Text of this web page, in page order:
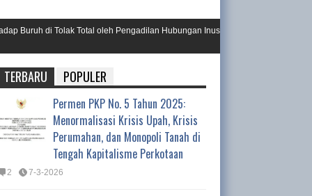
di Tolak Total oleh Pengadilan Hubungan Inustrial
TERBARU POPULER
Permen PKP No. 5 Tahun 2025:
Menormalisasi Krisis Upah, Krisis
Perumahan, dan Monopoli Tanah di
Tengah Kapitalisme Perkotaan
2 7-3-2026